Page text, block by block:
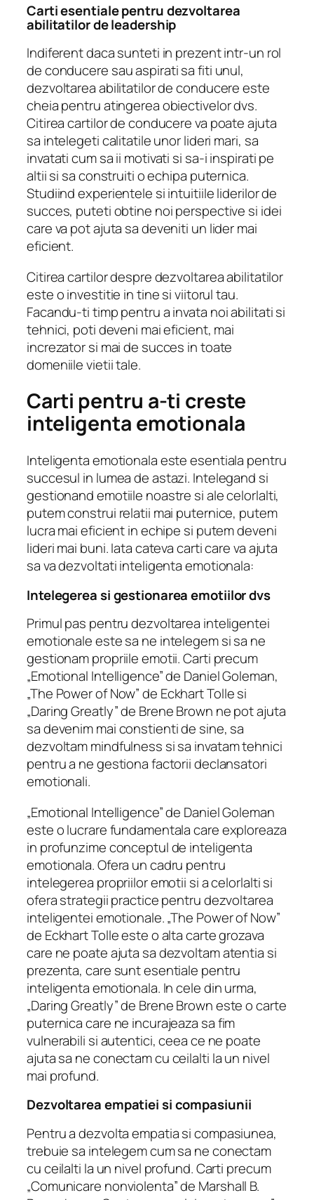
Carti esentiale pentru dezvoltarea
abilitatilor de leadership
Indiferent daca sunteti in prezent intr-un rol
de conducere sau aspirati sa fiti unul,
dezvoltarea abilitatilor de conducere este
cheia pentru atingerea obiectivelor dvs.
Citirea cartilor de conducere va poate ajuta
sa intelegeti calitatile unor lideri mari, sa
invatati cum sa ii motivati si sa-i inspirati pe
altii si sa construiti o echipa puternica.
Studiind experientele si intuitiile liderilor de
succes, puteti obtine noi perspective si idei
care va pot ajuta sa deveniti un lider mai
eficient.
Citirea cartilor despre dezvoltarea abilitatilor
este o investitie in tine si viitorul tau.
Facandu-ti timp pentru a invata noi abilitati si
tehnici, poti deveni mai eficient, mai
increzator si mai de succes in toate
domeniile vietii tale.
Carti pentru a-ti creste
inteligenta emotionala
Inteligenta emotionala este esentiala pentru
succesul in lumea de astazi. Intelegand si
gestionand emotiile noastre si ale celorlalti,
putem construi relatii mai puternice, putem
lucra mai eficient in echipe si putem deveni
lideri mai buni. Iata cateva carti care va ajuta
sa va dezvoltati inteligenta emotionala:
Intelegerea si gestionarea emotiilor dvs
Primul pas pentru dezvoltarea inteligentei
emotionale este sa ne intelegem si sa ne
gestionam propriile emotii. Carti precum
„Emotional Intelligence” de Daniel Goleman,
„The Power of Now” de Eckhart Tolle si
„Daring Greatly” de Brene Brown ne pot ajuta
sa devenim mai constienti de sine, sa
dezvoltam mindfulness si sa invatam tehnici
pentru a ne gestiona factorii declansatori
emotionali.
„Emotional Intelligence” de Daniel Goleman
este o lucrare fundamentala care exploreaza
in profunzime conceptul de inteligenta
emotionala. Ofera un cadru pentru
intelegerea propriilor emotii si a celorlalti si
ofera strategii practice pentru dezvoltarea
inteligentei emotionale. „The Power of Now”
de Eckhart Tolle este o alta carte grozava
care ne poate ajuta sa dezvoltam atentia si
prezenta, care sunt esentiale pentru
inteligenta emotionala. In cele din urma,
„Daring Greatly” de Brene Brown este o carte
puternica care ne incurajeaza sa fim
vulnerabili si autentici, ceea ce ne poate
ajuta sa ne conectam cu ceilalti la un nivel
mai profund.
Dezvoltarea empatiei si compasiunii
Pentru a dezvolta empatia si compasiunea,
trebuie sa intelegem cum sa ne conectam
cu ceilalti la un nivel profund. Carti precum
„Comunicare nonviolenta” de Marshall B.